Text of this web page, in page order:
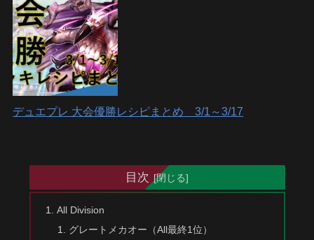
デュエプレ 大会優勝レシピまとめ 3/1～3/17
目次
All Division
グレートメカオー（All最終1位）